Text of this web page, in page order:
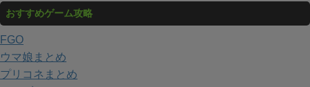
おすすめゲーム攻略
FGO
ウマ娘まとめ
プリコネまとめ